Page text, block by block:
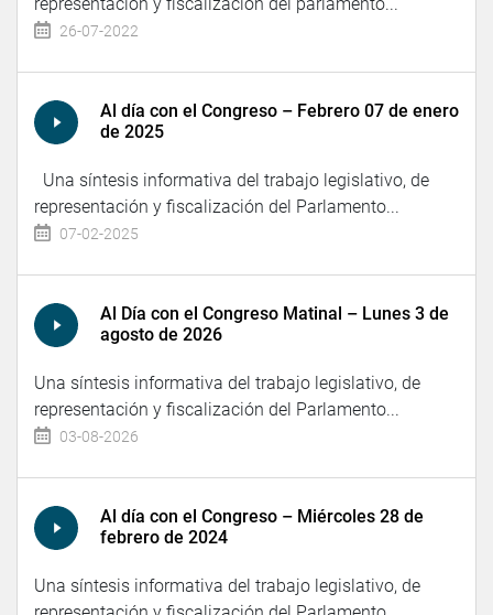
26-07-2022
Al día con el Congreso – Febrero 07 de enero
de 2025
Una síntesis informativa del trabajo legislativo, de
representación y fiscalización del Parlamento...
07-02-2025
Al Día con el Congreso Matinal – Lunes 3 de
agosto de 2026
Una síntesis informativa del trabajo legislativo, de
representación y fiscalización del Parlamento...
03-08-2026
Al día con el Congreso – Miércoles 28 de
febrero de 2024
Una síntesis informativa del trabajo legislativo, de